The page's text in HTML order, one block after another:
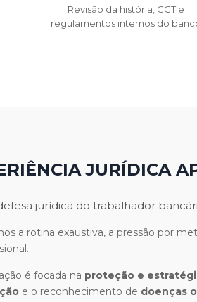
Revisão da história, CCT e
regulamentos internos do
JURÍDICA
jurídica do trabalhador
a rotina exaustiva, a pressão por
é focada na proteção e
e o reconhecimento de doenças